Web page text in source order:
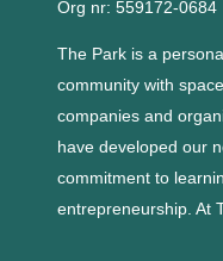
Org nr: 559172-0684
The Park is a
community with
companies and
have developed our
commitment to
entrepreneurship. At